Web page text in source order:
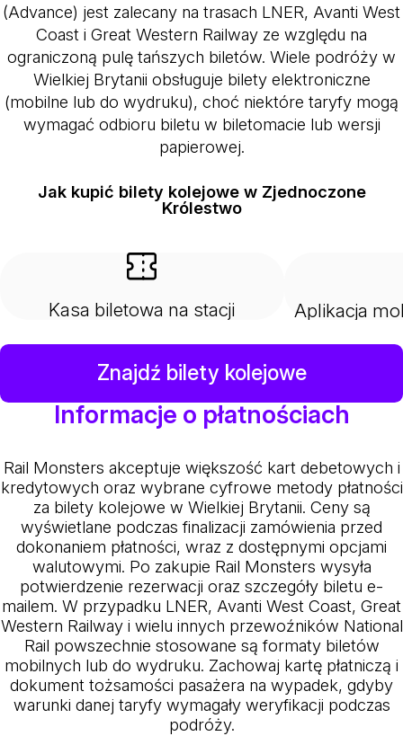
(Advance) jest zalecany na trasach LNER, Avanti West
Coast i Great Western Railway ze względu na
ograniczoną pulę tańszych biletów. Wiele podróży w
Wielkiej Brytanii obsługuje bilety elektroniczne
(mobilne lub do wydruku), choć niektóre taryfy mogą
wymagać odbioru biletu w biletomacie lub wersji
papierowej.
Jak kupić bilety kolejowe w Zjednoczone
Królestwo
Kasa biletowa na stacji Aplikacja
Znajdź bilety kolejowe
Informacje o płatnościach
Rail Monsters akceptuje większość kart debetowych i
kredytowych oraz wybrane cyfrowe metody płatności
za bilety kolejowe w Wielkiej Brytanii. Ceny są
wyświetlane podczas finalizacji zamówienia przed
dokonaniem płatności, wraz z dostępnymi opcjami
walutowymi. Po zakupie Rail Monsters wysyła
potwierdzenie rezerwacji oraz szczegóły biletu e-
mailem. W przypadku LNER, Avanti West Coast, Great
Western Railway i wielu innych przewoźników National
Rail powszechnie stosowane są formaty biletów
mobilnych lub do wydruku. Zachowaj kartę płatniczą i
dokument tożsamości pasażera na wypadek, gdyby
warunki danej taryfy wymagały weryfikacji podczas
podróży.